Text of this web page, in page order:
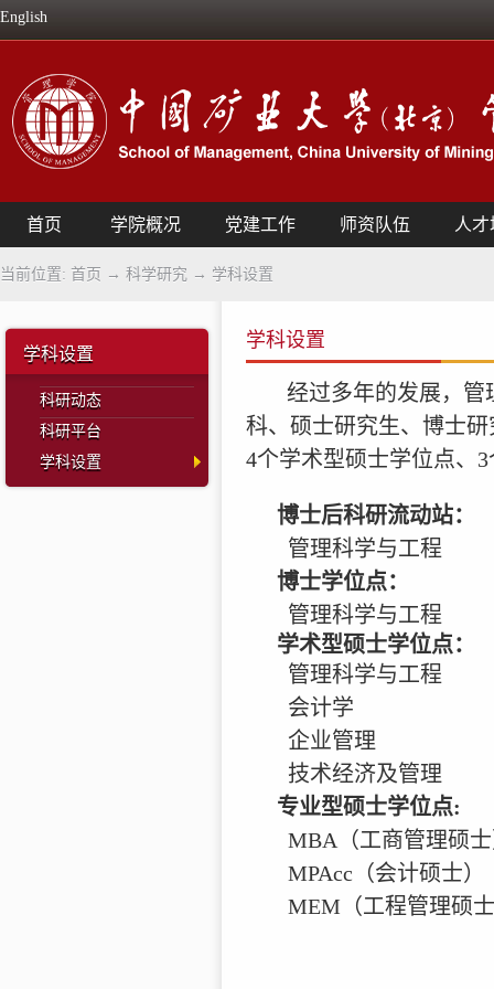
English
首页 学院概况 党建工作 师资队伍 人
当前位置: 首页 → 科学研究 → 学科设置
学科设置
科研动态
科研平台
学科设置
学科设置
经过多年的发展，管
科、硕士研究生、博士
4个学术型硕士学位点、
博士后科研流动站：
管理科学与工程
博士学位点：
管理科学与工程
学术型硕士学位点：
管理科学与工程
会计学
企业管理
技术经济及管理
专业型硕士学位点:
MBA（工商管理硕
MPAcc（会计硕士）
MEM（工程管理硕